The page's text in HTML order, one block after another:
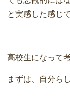
と実感した感じで
高校生になって
まずは、自分ら